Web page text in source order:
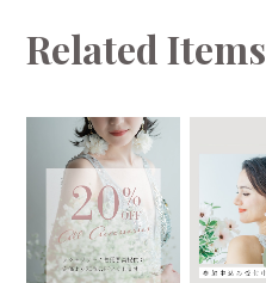
Related Items